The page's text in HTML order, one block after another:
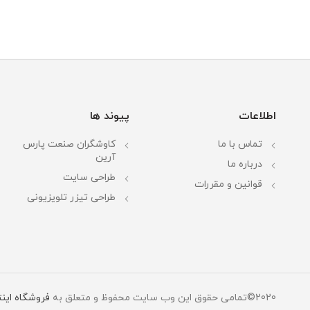
اطلاعات
تماس با ما
درباره ما
قوانین و مقررات
پیوند ها
کاوشگران صنعت پارس
آرین
طراحی سایت
طراحی تیزر تلویزیونی
2020©تمامی حقوق این وب سایت محفوظ و متعلق به فروشگاه